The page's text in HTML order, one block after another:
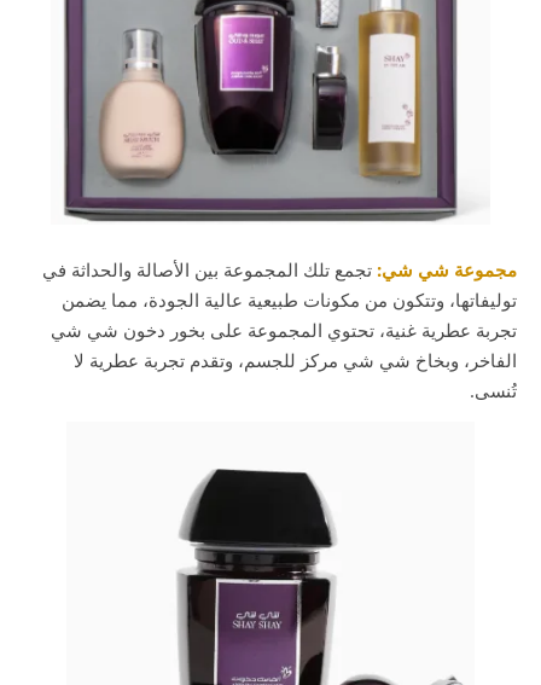
مجموعة شي شي: تجمع تلك المجموعة بين الأصالة والحداثة في
توليفاتها، وتتكون من مكونات طبيعية عالية الجودة، مما يضمن
تجربة عطرية غنية، تحتوي المجموعة على بخور دخون شي شي
الفاخر، وبخاخ شي شي مركز للجسم، وتقدم تجربة عطرية لا
تُنسى.